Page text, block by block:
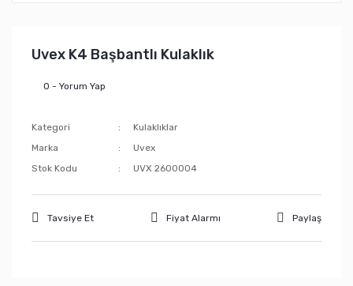
Uvex K4 Başbantlı Kulaklık
0 - Yorum Yap
Kategori
Kulaklıklar
Marka
Uvex
Stok Kodu
UVX 2600004
Tavsiye Et Fiyat Alarmı Paylaş